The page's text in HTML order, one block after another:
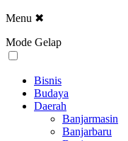
Menu ✖
Mode Gelap
Bisnis
Budaya
Daerah
Banjarmasin
Banjarbaru